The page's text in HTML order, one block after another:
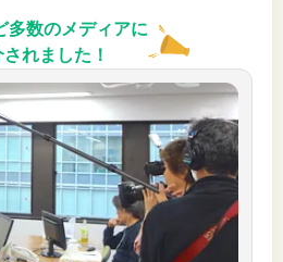
多数のメディアに
れました！